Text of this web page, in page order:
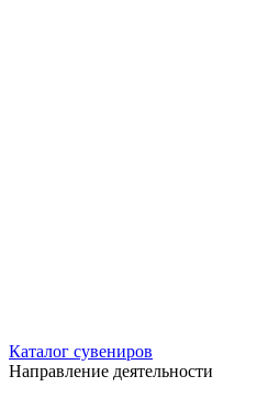
Каталог сувениров
Направление деятельности